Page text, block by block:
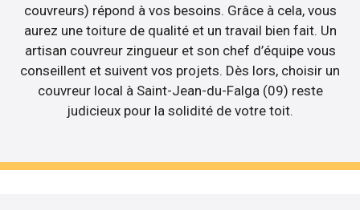
couvreurs) répond à vos besoins. Grâce à cela, vous
aurez une toiture de qualité et un travail bien fait. Un
artisan couvreur zingueur et son chef d’équipe vous
conseillent et suivent vos projets. Dès lors, choisir un
couvreur local à Saint-Jean-du-Falga (09) reste
judicieux pour la solidité de votre toit.